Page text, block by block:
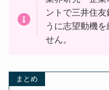
ントで三井住
うに志望動機
せん。
まとめ